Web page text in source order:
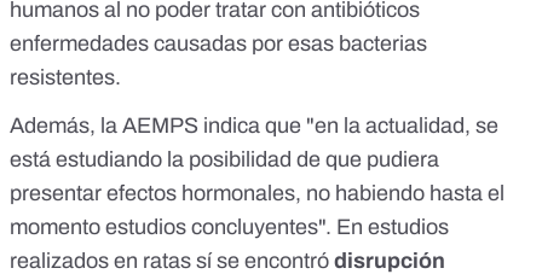
humanos al no poder tratar con antibióticos
enfermedades causadas por esas bacterias
resistentes.
Además, la AEMPS indica que "en la actualidad, se
está estudiando la posibilidad de que pudiera
presentar efectos hormonales, no habiendo hasta el
momento estudios concluyentes". En estudios
realizados en ratas sí se encontró disrupción